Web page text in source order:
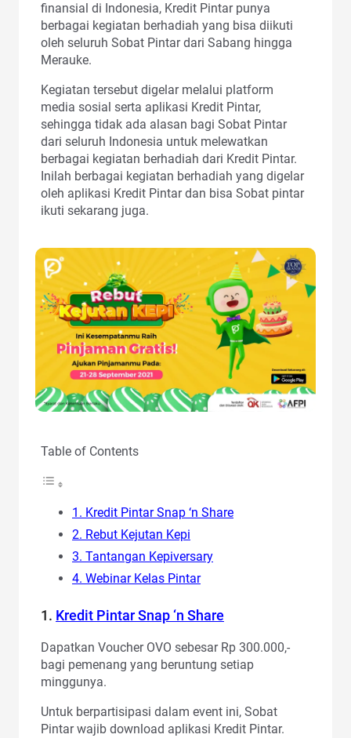
finansial di Indonesia, Kredit Pintar punya
berbagai kegiatan berhadiah yang bisa diikuti
oleh seluruh Sobat Pintar dari Sabang hingga
Merauke.
Kegiatan tersebut digelar melalui platform
media sosial serta aplikasi Kredit Pintar,
sehingga tidak ada alasan bagi Sobat Pintar
dari seluruh Indonesia untuk melewatkan
berbagai kegiatan berhadiah dari Kredit Pintar.
Inilah berbagai kegiatan berhadiah yang digelar
oleh aplikasi Kredit Pintar dan bisa Sobat pintar
ikuti sekarang juga.
Table of Contents
1. Kredit Pintar Snap ‘n Share
2. Rebut Kejutan Kepi
3. Tantangan Kepiversary
4. Webinar Kelas Pintar
1. Kredit Pintar Snap ‘n Share
Dapatkan Voucher OVO sebesar Rp 300.000,-
bagi pemenang yang beruntung setiap
minggunya.
Untuk berpartisipasi dalam event ini, Sobat
Pintar wajib download aplikasi Kredit Pintar.